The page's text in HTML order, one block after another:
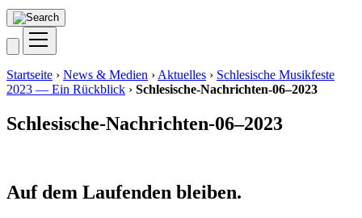
Startseite › News & Medien › Aktuelles › Schlesische Musikfeste
2023 — Ein Rückblick › Schlesische-Nachrichten-06–2023
Schlesische-Nachrichten-06–2023
Auf dem Laufenden bleiben.